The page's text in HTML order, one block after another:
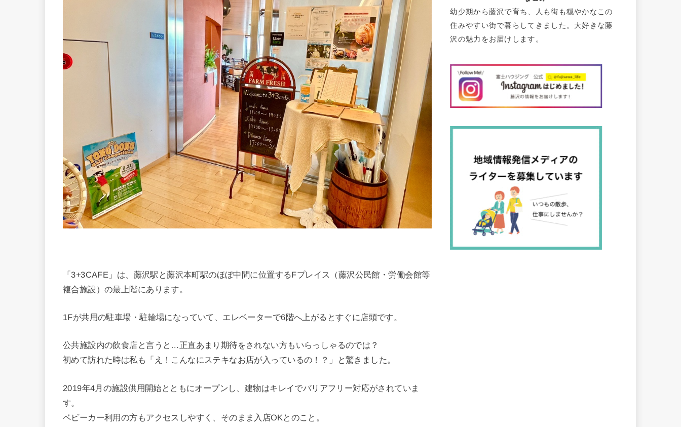
「3+3CAFE」は、藤沢駅と藤沢本町駅のほぼ中間に位置するFプレイス（藤沢公民館・労働会館等
複合施設）の最上階にあります。
1Fが共用の駐車場・駐輪場になっていて、エレベーターで6階へ上がるとすぐに店頭です。
公共施設内の飲食店と言うと…正直あまり期待をされない方もいらっしゃるのでは？
初めて訪れた時は私も「え！こんなにステキなお店が入っているの！？」と驚きました。
2019年4月の施設供用開始とともにオープンし、建物はキレイでバリアフリー対応がされていま
す。
ベビーカー利用の方もアクセスしやすく、そのまま入店OKとのこと。
幼少期から藤沢で育ち、人も街も穏やかなこの
住みやすい街で暮らしてきました。大好きな藤
沢の魅力をお届けします。